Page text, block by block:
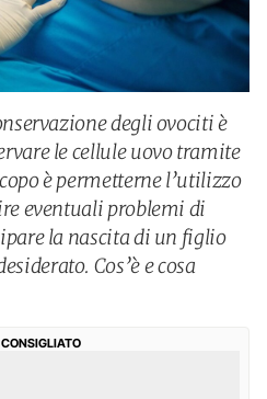
degli ovociti è
le cellule uovo tramite
è permetterne l’utilizzo
eventuali problemi di
la nascita di un figlio
Cos’è e cosa